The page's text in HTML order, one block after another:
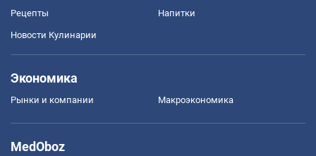
Рецепты Напитки
Новости Кулинарии
Экономика
Рынки и компании Mакроэкономика
MedOboz